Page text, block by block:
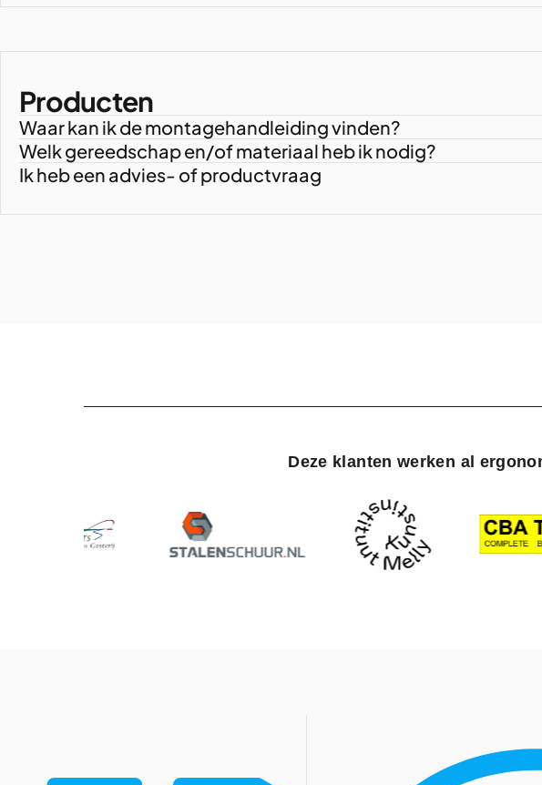
Producten
Waar kan ik de montagehandleiding vinden?
Welk gereedschap en/of materiaal heb ik nodig?
Ik heb een advies- of productvraag
Deze klanten werken al